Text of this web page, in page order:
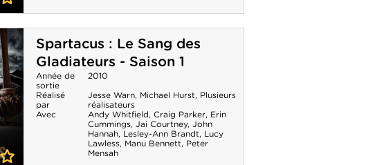
Spartacus : Le Sang des
Gladiateurs - Saison 1
Année de
sortie
2010
Réalisé
par
Jesse Warn, Michael Hurst, Plusieurs
réalisateurs
Avec
Andy Whitfield, Craig Parker, Erin
Cummings, Jai Courtney, John
Hannah, Lesley-Ann Brandt, Lucy
Lawless, Manu Bennett, Peter
Mensah